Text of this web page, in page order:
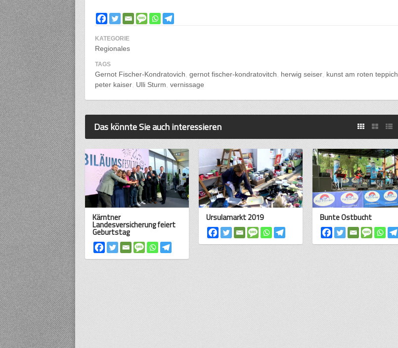
KATEGORIE
Regionales
TAGS
Gernot Fischer-Kondratovich gernot fischer-kondratovitch herwig seiser kunst am roten teppich
peter kaiser Ulli Sturm vernissage
Das könnte Sie auch interessieren
Kärntner
Landesversicherung feiert
Geburtstag
Ursulamarkt 2019 Bunte Ostbucht